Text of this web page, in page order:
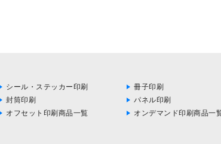
シール・ステッカー印刷
冊子印刷
封筒印刷
パネル印刷
オフセット印刷商品一覧
オンデマンド印刷商品一